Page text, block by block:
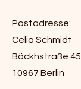
Postadresse:
Celia Schmidt
Böckhstraße 45
10967 Berlin